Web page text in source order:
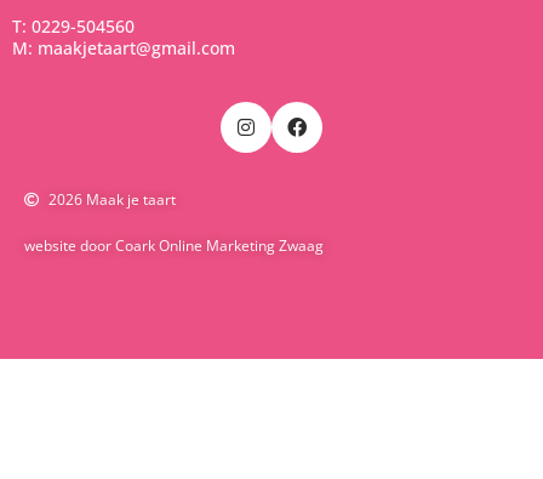
T: 0229-504560
M: maakjetaart@gmail.com
2026 Maak je taart
website door Coark Online Marketing Zwaag